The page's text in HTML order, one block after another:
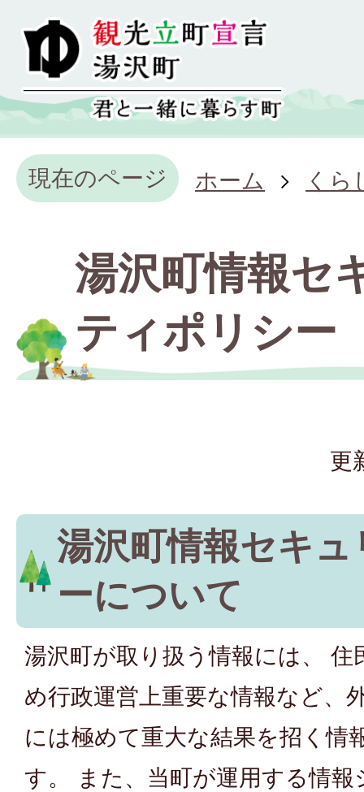
現在のページ ホーム くら
湯沢町情報セ
ティポリシー
更
湯沢町情報セキ
ーについて
湯沢町が取り扱う情報には、 住
め行政運営上重要な情報など、
には極めて重大な結果を招く情
す。 また、当町が運用する情